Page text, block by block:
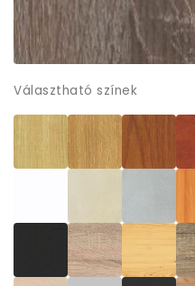
Választható színek